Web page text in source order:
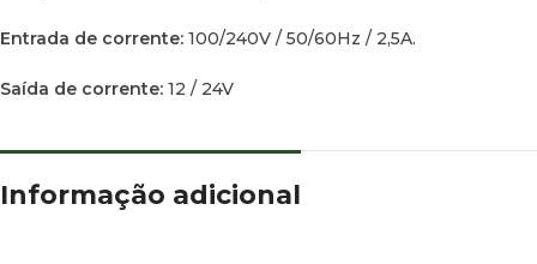
Entrada de corrente: 100/240V / 50/60Hz / 2,5A.
Saída de corrente: 12 / 24V
Informação adicional